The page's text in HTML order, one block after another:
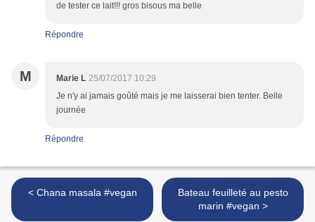
de tester ce lait!!! gros bisous ma belle
Répondre
M Marie L 25/07/2017 10:29
Je n'y ai jamais goûté mais je me laisserai bien tenter. Belle
journée
Répondre
< Chana masala #vegan
Bateau feuilleté au pesto
marin #vegan >